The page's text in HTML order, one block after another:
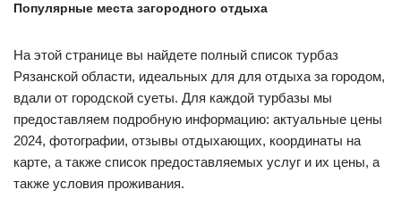
Популярные места загородного отдыха
На этой странице вы найдете полный список турбаз
Рязанской области, идеальных для для отдыха за городом,
вдали от городской суеты. Для каждой турбазы мы
предоставляем подробную информацию: актуальные цены
2024, фотографии, отзывы отдыхающих, координаты на
карте, а также список предоставляемых услуг и их цены, а
также условия проживания.